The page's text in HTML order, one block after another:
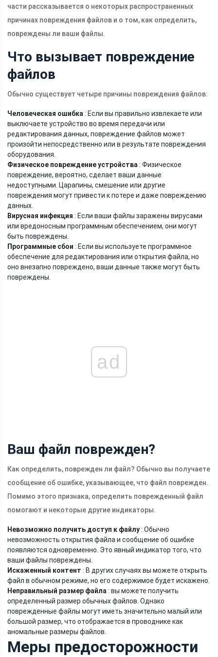
части рассказывается о некоторых распространенных
причинах повреждения файлов и о том, как определить,
повреждены ли ваши файлы.
Что вызывает повреждение
файлов
Обычно существует четыре причины повреждения файлов:
Человеческая ошибка : Если вы правильно извлекаете или
выключаете устройство во время передачи или
редактирования данных, повреждение файлов может
произойти непосредственно или в результате повреждения
оборудования.
Физическое повреждение устройства : Физическое
повреждение, вероятно, сделает ваши данные
недоступными. Царапины, смешение или другие
повреждения могут привести к потере и даже повреждению
данных.
Вирусная инфекция : Если ваши файлы заражены вирусами
или вредоносным программным обеспечением, они могут
быть повреждены.
Программные сбои : Если вы используете программное
обеспечение для редактирования или открытия файла, но
оно внезапно повреждено, ваши данные также могут быть
повреждены.
ad
Ваш файл поврежден?
Как определить, поврежден ли файл? Обычно вы получаете
сообщение об ошибке, указывающее, что файл поврежден.
Помимо этого признака, определить поврежденный файл
помогают и некоторые другие индикаторы.
Невозможно получить доступ к файлу: Обычно
невозможность открытия файла и сообщение об ошибке
появляются одновременно. Это явный индикатор того, что
ваши файлы повреждены.
Искаженный контент : В других случаях вы можете открыть
файл в обычном режиме, но его содержимое будет искажено.
Неправильный размер файла : вы можете получить
определенный размер обычных файлов. Однако
поврежденные файлы могут иметь значительно малый или
большой размер, что отображается в проводнике как
аномальные размеры файлов.
Меры предосторожности